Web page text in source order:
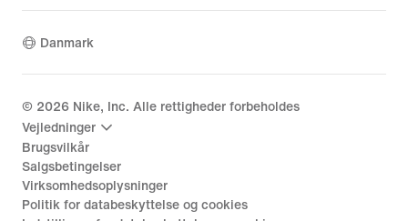
Danmark
© 2026 Nike, Inc. Alle rettigheder forbeholdes
Vejledninger
Brugsvilkår
Salgsbetingelser
Virksomhedsoplysninger
Politik for databeskyttelse og cookies